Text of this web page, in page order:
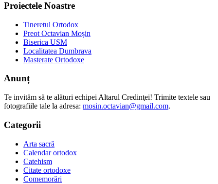
Proiectele Noastre
Tineretul Ortodox
Preot Octavian Moșin
Biserica USM
Localitatea Dumbrava
Masterate Ortodoxe
Anunț
Te invităm să te alături echipei Altarul Credinţei! Trimite textele sau
fotografiile tale la adresa: mosin.octavian@gmail.com.
Categorii
Arta sacră
Calendar ortodox
Catehism
Citate ortodoxe
Comemorări